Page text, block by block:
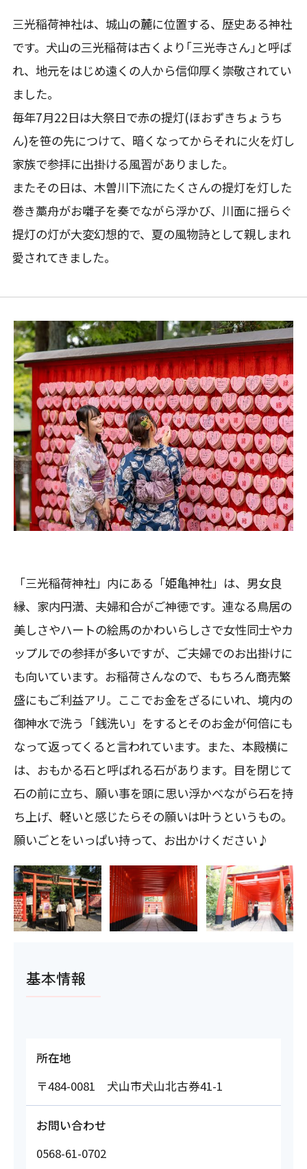
三光稲荷神社は、城山の麓に位置する、歴史ある神社
です。犬山の三光稲荷は古くより｢三光寺さん｣と呼ば
れ、地元をはじめ遠くの人から信仰厚く崇敬されてい
ました。
毎年7月22日は大祭日で赤の提灯(ほおずきちょうち
ん)を笹の先につけて、暗くなってからそれに火を灯し
家族で参拝に出掛ける風習がありました。
またその日は、木曽川下流にたくさんの提灯を灯した
巻き藁舟がお囃子を奏でながら浮かび、川面に揺らぐ
提灯の灯が大変幻想的で、夏の風物詩として親しまれ
愛されてきました。
「三光稲荷神社」内にある「姫亀神社」は、男女良
縁、家内円満、夫婦和合がご神徳です。連なる鳥居の
美しさやハートの絵馬のかわいらしさで女性同士やカ
ップルでの参拝が多いですが、ご夫婦でのお出掛けに
も向いています。お稲荷さんなので、もちろん商売繁
盛にもご利益アリ。ここでお金をざるにいれ、境内の
御神水で洗う「銭洗い」をするとそのお金が何倍にも
なって返ってくると言われています。また、本殿横に
は、おもかる石と呼ばれる石があります。目を閉じて
石の前に立ち、願い事を頭に思い浮かべながら石を持
ち上げ、軽いと感じたらその願いは叶うというもの。
願いごとをいっぱい持って、お出かけください♪
基本情報
所在地
〒484-0081 犬山市犬山北古券41-1
お問い合わせ
0568-61-0702